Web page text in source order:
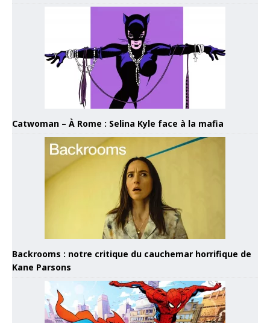
Catwoman – À Rome : Selina Kyle face à la mafia
Backrooms : notre critique du cauchemar horrifique de
Kane Parsons